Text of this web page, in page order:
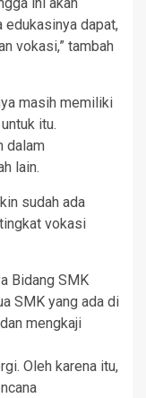
ini akan
edukasinya dapat,
vokasi,” tambah
masih memiliki
itu.
dalam
lain.
sudah ada
vokasi
Bidang SMK
SMK yang ada di
mengkaji
Oleh karena itu,